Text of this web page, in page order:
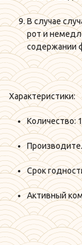
В случае
рот и
содержании
Характеристики:
Количество:
Срок
Активный